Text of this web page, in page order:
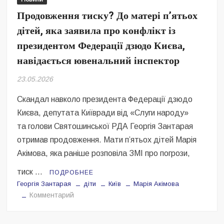
Безугла закликає валити Сирського
Світові бренди одягу та взуття: розвиток ринку та вплив на
сучасну моду
Командувач ВМС Неїжпапа закликав не дестабілізувати ситуацію
Продовження тиску? До матері п’ятьох
дітей, яка заявила про конфлікт із
президентом Федерації дзюдо Києва,
навідається ювенальний інспектор
23.05.2026
Скандал навколо президента Федерації дзюдо
Києва, депутата Київради від «Слуги народу»
та голови Святошинської РДА Георгія Зантарая
отримав продовження. Мати п’ятьох дітей Марія
Акімова, яка раніше розповіла ЗМІ про погрози,
тиск … ПОДРОБНЕЕ
Георгія Зантарая діти Київ Марія Акімова
Комментарий